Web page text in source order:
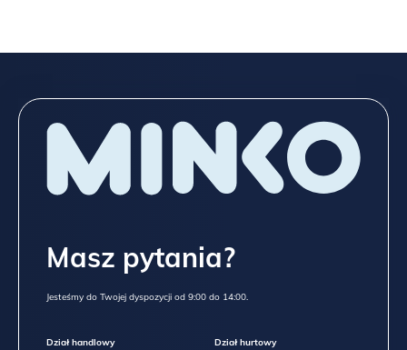
forniru ma swoje unikatowe cechy.
Masz pytania?
Jesteśmy do Twojej dyspozycji od 9:00 do 14:00.
Dział handlowy Dział hurtowy